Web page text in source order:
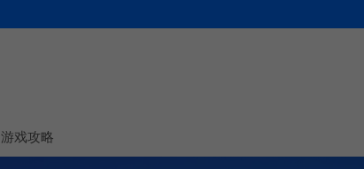
游戏攻略